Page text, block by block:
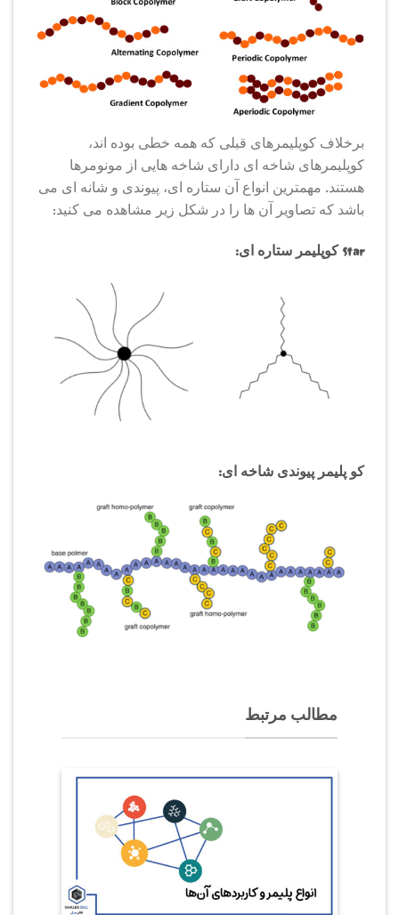
برخلاف کوپلیمرهای قبلی که همه خطی بوده اند،
کوپلیمرهای شاخه ای دارای شاخه هایی از مونومرها
هستند. مهمترین انواع آن ستاره ای، پیوندی و شانه ای می
باشد که تصاویر آن ها را در شکل زیر مشاهده می کنید:
Star کوپلیمر ستاره ای:
کو پلیمر پیوندی شاخه ای:
مطالب مرتبط